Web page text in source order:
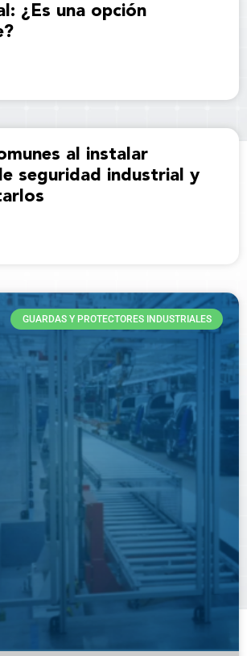
¿Es una opción
al instalar
seguridad industrial y
GUARDAS Y PROTECTORES INDUSTRIALES